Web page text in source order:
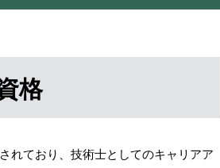
格
れており、技術士としてのキャリアア